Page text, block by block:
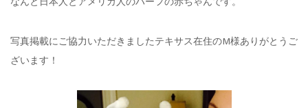
写真掲載にご協力いただきましたテキサス在住のM様ありがとうご
ざいます！